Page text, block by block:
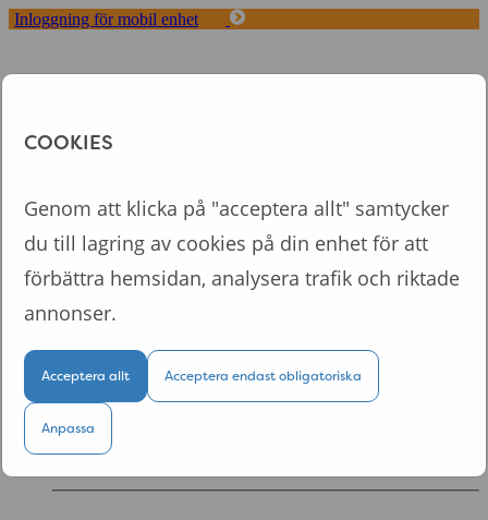
Inloggning för mobil enhet
Koncept
Fördelar med Tappa
Logga in till din personliga sida
Logga in
Kom ihåg mig
COOKIES
Genom att klicka på "acceptera allt" samtycker
du till lagring av cookies på din enhet för att
förbättra hemsidan, analysera trafik och riktade
annonser.
Acceptera allt Acceptera endast obligatoriska
Anpassa